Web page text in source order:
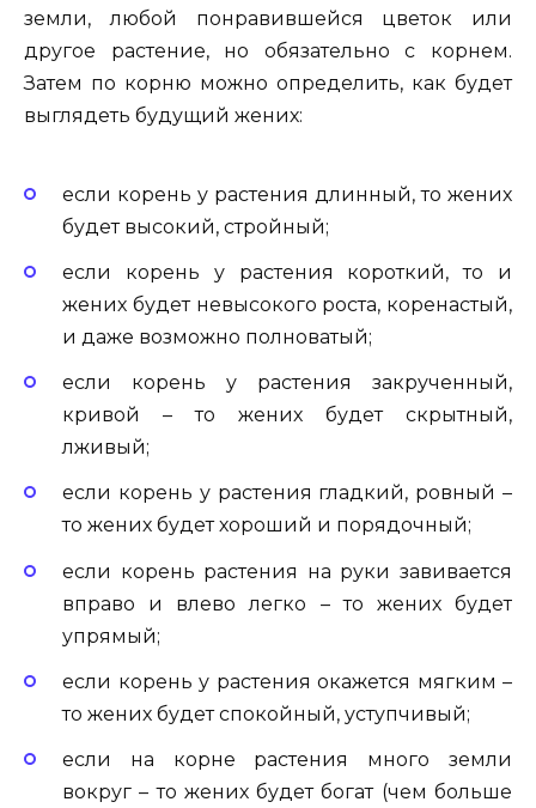
земли, любой понравившейся цветок или
другое растение, но обязательно с корнем.
Затем по корню можно определить, как будет
выглядеть будущий жених:
если корень у растения длинный, то жених
будет высокий, стройный;
если корень у растения короткий, то и
жених будет невысокого роста, коренастый,
и даже возможно полноватый;
если корень у растения закрученный,
кривой – то жених будет скрытный,
лживый;
если корень у растения гладкий, ровный –
то жених будет хороший и порядочный;
если корень растения на руки завивается
вправо и влево легко – то жених будет
упрямый;
если корень у растения окажется мягким –
то жених будет спокойный, уступчивый;
если на корне растения много земли
вокруг – то жених будет богат (чем больше